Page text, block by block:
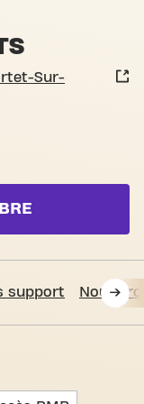
Sur-
support Nous